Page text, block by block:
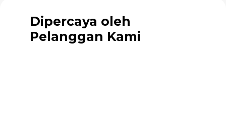
Dipercaya oleh
Pelanggan Kami